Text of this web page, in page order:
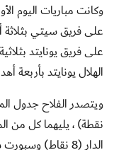
وكانت مباريات اليوم
على فريق سيتي بثلاثة
على فريق يونايتد
الهلال يونايتد بأربعة
نقطة) ، يليهما كلمن